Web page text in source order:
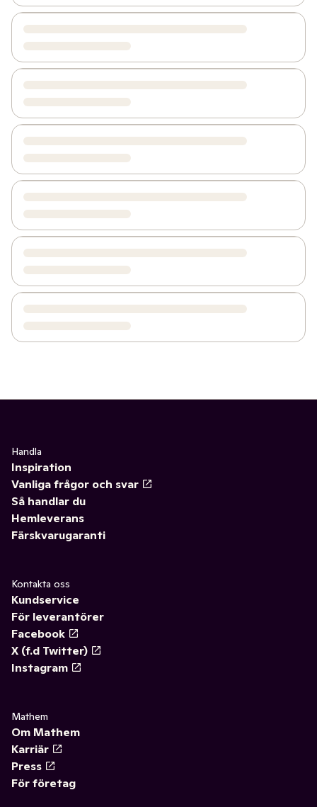
Handla
Inspiration
Vanliga frågor och svar
Så handlar du
Hemleverans
Färskvarugaranti
Kontakta oss
Kundservice
För leverantörer
Facebook
X (f.d Twitter)
Instagram
Mathem
Om Mathem
Karriär
Press
För företag